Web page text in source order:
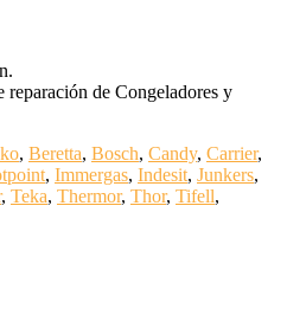
de Congeladores y
, Beretta, Bosch, Candy, Carrier,
, Immergas, Indesit, Junkers,
, Teka, Thermor, Thor, Tifell,